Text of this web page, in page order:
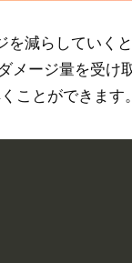
減らしていくと
メージ量を受
ことができます。